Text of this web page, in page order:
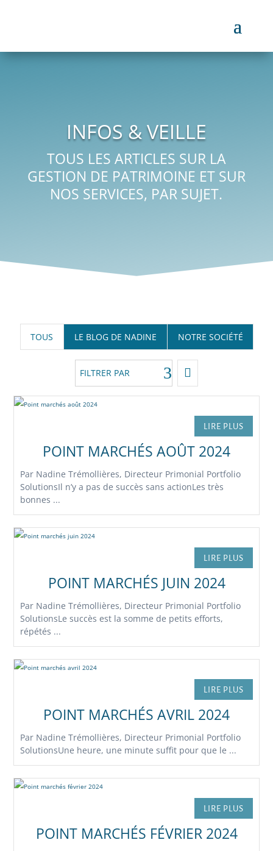
INFOS & VEILLE
TOUS LES ARTICLES SUR LA
GESTION DE PATRIMOINE ET SUR
NOS SERVICES, PAR SUJET.
TOUS LE BLOG DE NADINE NOTRE SOCIÉTÉ
FILTRER PAR
LIRE PLUS
POINT MARCHÉS AOÛT 2024
Par Nadine Trémollières, Directeur Primonial Portfolio
SolutionsIl n’y a pas de succès sans actionLes très
bonnes ...
LIRE PLUS
POINT MARCHÉS JUIN 2024
Par Nadine Trémollières, Directeur Primonial Portfolio
SolutionsLe succès est la somme de petits efforts,
répétés ...
LIRE PLUS
POINT MARCHÉS AVRIL 2024
Par Nadine Trémollières, Directeur Primonial Portfolio
SolutionsUne heure, une minute suffit pour que le ...
LIRE PLUS
POINT MARCHÉS FÉVRIER 2024